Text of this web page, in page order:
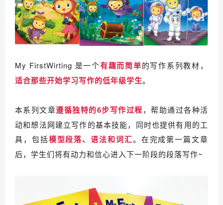
My FirstWirting 是一个有趣而简单的写作系列教材，
适合那些开始学习写作的低年级学生。
本系列文章遵循独特的6步写作过程，帮助通过各种活
动和想法网建立写作的基本技能，同时也提供有用的工
具，包括模型段落、语法和词汇。 在完成第一篇文章
后，学生们将有动力和信心进入下一阶段的段落写作~